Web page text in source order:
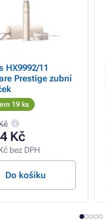
HX9992/11
Prestige zubní
19 ks
Kč
bez DPH
Do košíku